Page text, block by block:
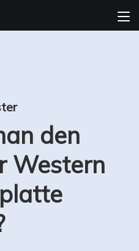
den
Western